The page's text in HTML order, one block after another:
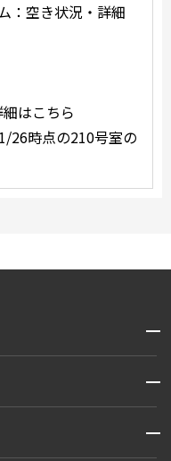
：空き状況・詳細
はこちら
26時点の210号室の
開閉
開閉
開閉